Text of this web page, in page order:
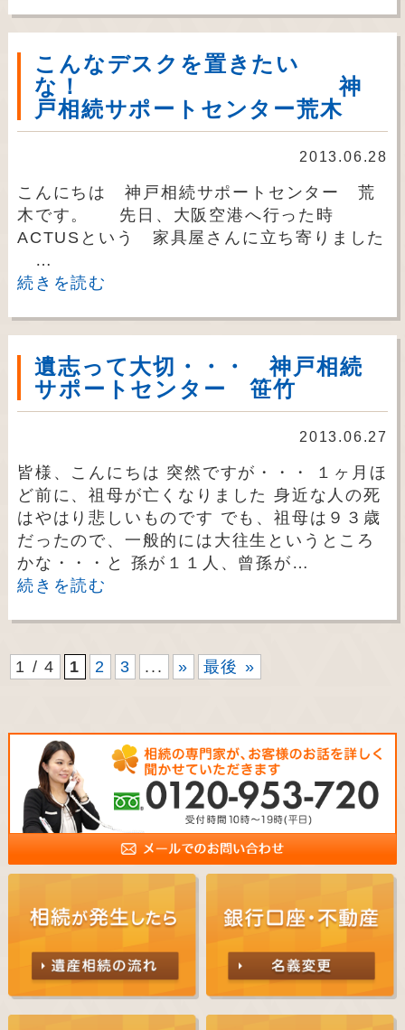
こんなデスクを置きたい
な！ 神
戸相続サポートセンター荒木
2013.06.28
こんにちは 神戸相続サポートセンター 荒
木です。 先日、大阪空港へ行った時
ACTUSという 家具屋さんに立ち寄りました
…
続きを読む
遺志って大切・・・ 神戸相続
サポートセンター 笹竹
2013.06.27
皆様、こんにちは 突然ですが・・・ １ヶ月ほ
ど前に、祖母が亡くなりました 身近な人の死
はやはり悲しいものです でも、祖母は９３歳
だったので、一般的には大往生というところ
かな・・・と 孫が１１人、曾孫が…
続きを読む
1 / 4 1 2 3 ... » 最後 »